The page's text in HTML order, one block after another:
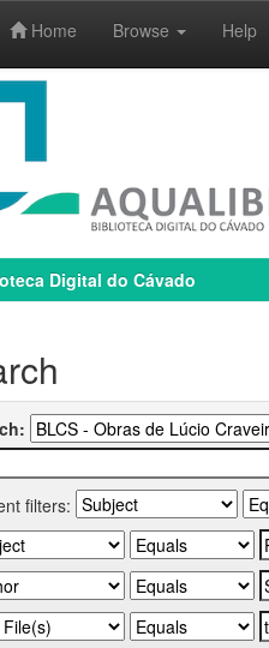
Home Browse Help
Digital do Cávado
filters: